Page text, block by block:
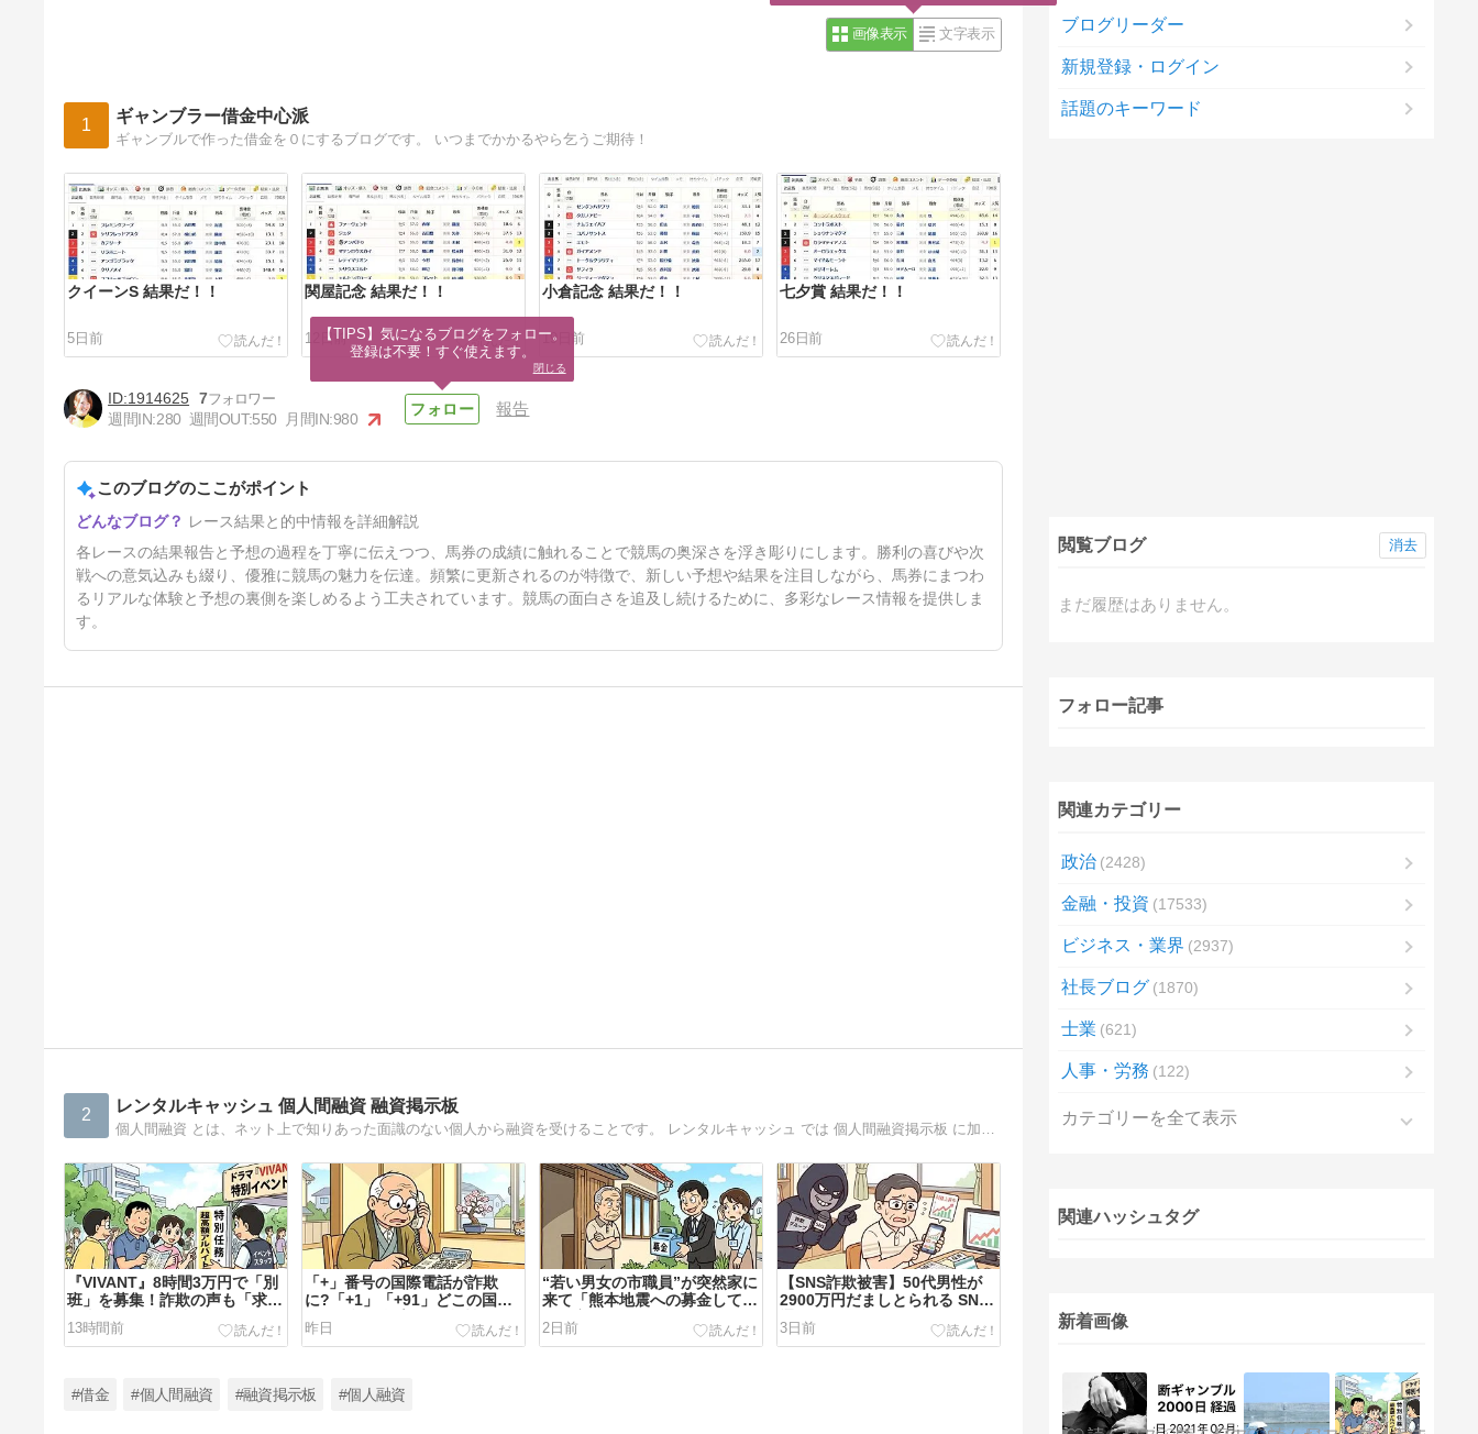
画像表示 文字表示
1 ギャンブラー借金中心派
ギャンブルで作った借金を０にするブログです。 いつまでかかるやら乞うご期待！
クイーンS 結果だ！！
5日前
関屋記念 結果だ！！
12日前
小倉記念 結果だ！！
19日前
七夕賞 結果だ！！
26日前
北九州記念 結果だ！！
33日前
1914625 7
週間IN:280 週間OUT:550 月間IN:980
報告
このブログのここがポイント
レース結果と的中情報を詳細解説
各レースの結果報告と予想の過程を丁寧に伝えつつ、馬券の成績に触れることで競馬の奥深さを浮き彫りにします。勝利の喜びや次
戦への意気込みも綴り、優雅に競馬の魅力を伝達。頻繁に更新されるのが特徴で、新しい予想や結果を注目しながら、馬券にまつわ
るリアルな体験と予想の裏側を楽しめるよう工夫されています。競馬の面白さを追及し続けるために、多彩なレース情報を提供しま
す。
2 レンタルキャッシュ 個人間融資 融資掲示板
『VIVANT』8時間3万円で「別
班」を募集！詐欺の声も「求人
は事実」運営会社が明かす“激
レア”バイトの真相
13時間前
「+」番号の国際電話が詐欺
に?「+1」「+91」どこの国か
らの電話? 急増する特殊詐欺、
怪しい国際電話を防ぐ対策は
昨日
“若い男女の市職員”が突然家に
来て「熊本地震への募金して」
→不審に思い「何課ですか?」
と問うと相手は? 地震の募金を
騙る詐欺か、警察が注意呼びか
2日前
【SNS詐欺被害】50代男性が
2900万円だましとられる SNS
通じて知り合った人
3日前
#借金 #個人間融資 #融資掲示板 #個人融資
ブログリーダー
新規登録・ログイン
話題のキーワード
閲覧ブログ
まだ履歴はありません。
消去
フォロー記事
関連カテゴリー
政治 2428
金融・投資 17533
ビジネス・業界 2937
社長ブログ 1870
士業 621
人事・労務 122
カテゴリーを全て表示
関連ハッシュタグ
新着画像
【TIPS】気になるブログをフォロー。
登録は不要！すぐ使えます。
閉じる